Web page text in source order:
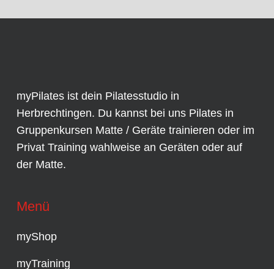
myPilates ist dein Pilatesstudio in
Herbrechtingen. Du kannst bei uns Pilates in
Gruppenkursen Matte / Geräte trainieren oder im
Privat Training wahlweise an Geräten oder auf
der Matte.
Menü
myShop
myTraining